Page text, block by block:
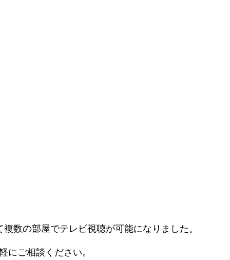
数の部屋でテレビ視聴が可能になりました。
ご相談ください。